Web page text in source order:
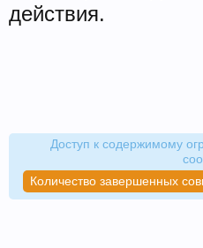
действия.
Доступ к содержимому
Количество завершенных